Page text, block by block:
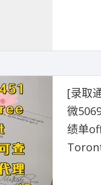
[录取
微
绩单